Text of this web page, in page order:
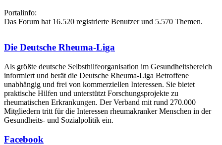
Portalinfo:
Das Forum hat 16.520 registrierte Benutzer und 5.570 Themen.
Die Deutsche Rheuma-Liga
Als größte deutsche Selbsthilfe­organisation im Gesundheitsbereich
informiert und berät die Deutsche Rheuma-Liga Betroffene
unabhängig und frei von kommerziellen Interessen. Sie bietet
praktische Hilfen und unterstützt Forschungsprojekte zu
rheumatischen Erkrankungen. Der Verband mit rund 270.000
Mitgliedern tritt für die Interessen rheumakranker Menschen in der
Gesundheits- und Sozialpolitik ein.
Facebook